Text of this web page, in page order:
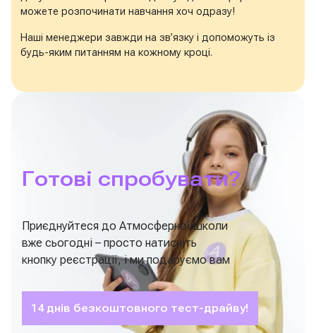
можете розпочинати навчання хоч одразу!
Наші менеджери завжди на зв’язку і допоможуть із
будь-яким питанням на кожному кроці.
Готові спробувати?
Приєднуйтеся до Атмосферної школи
вже сьогодні – просто натисніть
кнопку реєстрації, і ми подаруємо вам
14 днів безкоштовного тест-драйву!